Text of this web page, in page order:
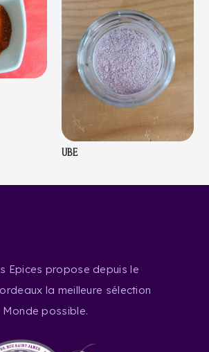
UBE
Epices propose depuis le
la meilleure sélection
Monde possible.